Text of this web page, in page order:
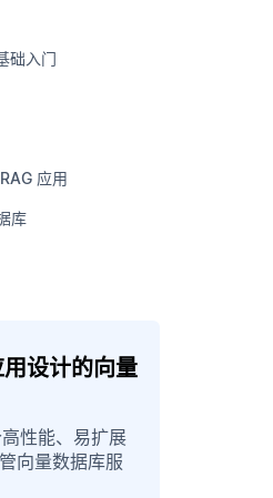
础入门
应用
库
设计的向量
性能、易扩展
向量数据库服